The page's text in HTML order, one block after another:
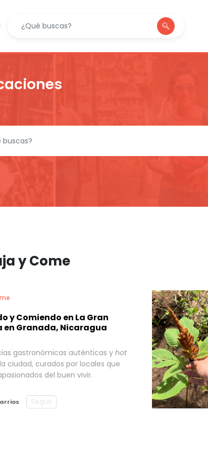
y Come
y Comiendo en La Gran
en Granada, Nicaragua
gastronómicas auténticas y hot
ciudad, curados por locales que
del buen vivir.
Seguir